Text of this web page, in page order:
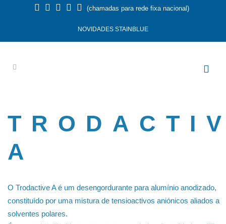
(chamadas para rede fixa nacional)
NOVIDADES STAINBLUE
A
O Trodactive A é um desengordurante para alumínio anodizado,
constituído por uma mistura de tensioactivos aniónicos aliados a
solventes polares.